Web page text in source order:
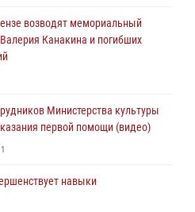
области подвели итоги
года
возводят мемориальный
Канакина и погибших
Министерства культуры
первой помощи (видео)
1
навыки